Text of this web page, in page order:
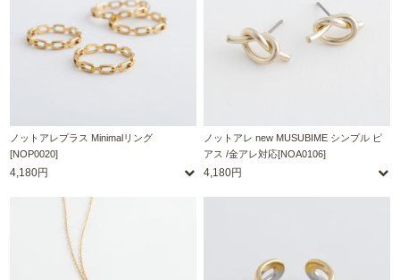
ノットアレプラス Minimalリング
[NOP0020]
4,180円
ノットアレ new MUSUBIME シンプル ピ
アス /金アレ対応[NOA0106]
4,180円